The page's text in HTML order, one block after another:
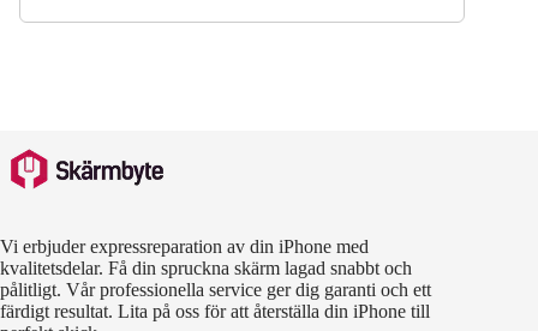
Vi erbjuder expressreparation av din iPhone med
kvalitetsdelar. Få din spruckna skärm lagad snabbt och
pålitligt. Vår professionella service ger dig garanti och ett
färdigt resultat. Lita på oss för att återställa din iPhone till